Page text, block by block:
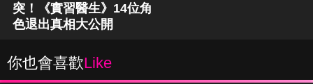
突！《實習醫生》14位角
色退出真相大公開
你也會喜歡Like